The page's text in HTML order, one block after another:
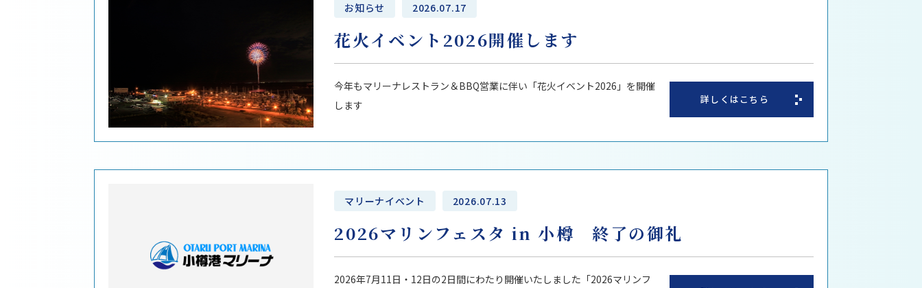
お知らせ 2026.07.17
花火イベント2026開催します
今年もマリーナレストラン＆BBQ営業に伴い「花火イベント2026」を開催
します
詳しくはこちら
マリーナイベント 2026.07.13
2026マリンフェスタ in 小樽 終了の御礼
2026年7月11日・12日の2日間にわたり開催いたしました「2026マリンフ